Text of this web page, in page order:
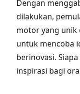
Dengan
dilakukan,
motor yang unik
untuk mencoba
berinovasi.
inspirasi bagi